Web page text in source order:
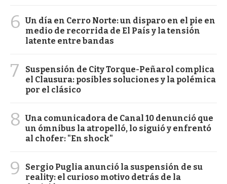
6 Un día en Cerro Norte: un disparo en el pie en
medio de recorrida de El País y la tensión
latente entre bandas
7
Suspensión de City Torque-Peñarol complica
el Clausura: posibles soluciones y la polémica
por el clásico
8 Una comunicadora de Canal 10 denunció que
un ómnibus la atropelló, lo siguió y enfrentó
al chofer: "En shock"
9
Sergio Puglia anunció la suspensión de su
reality: el curioso motivo detrás de la